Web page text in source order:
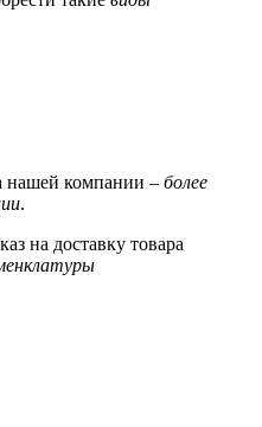
нашей компании – более
.
на доставку товара